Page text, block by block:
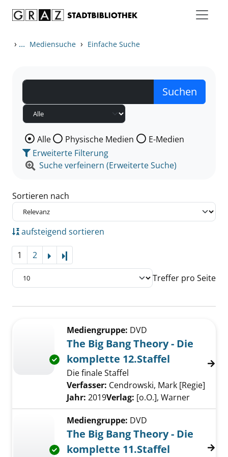
› ... Mediensuche › Einfache Suche
Wählen Sie die Medienart nach der Sie suchen wollen.
Alle Physische Medien
E-Medien
Erweiterte Filterung
Suche verfeinern (Erweiterte Suche)
Sortieren nach
aufsteigend sortieren
1 2
Treffer pro Seite
Zu den Suchfiltern springen
Exemplar-Details von The Big Bang Theory -
Mediengruppe: DVD
The Big Bang Theory - Die
komplette 12.Staffel
Die finale Staffel
Verfasser: Cendrowski, Mark [Regie]
Jahr: 2019Verlag: [o.O.], Warner
Exemplar-Details von The Big Bang Theory -
Mediengruppe: DVD
The Big Bang Theory - Die
komplette 11.Staffel